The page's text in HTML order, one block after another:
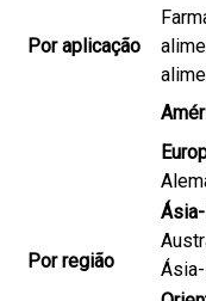
Por aplicação
Por região